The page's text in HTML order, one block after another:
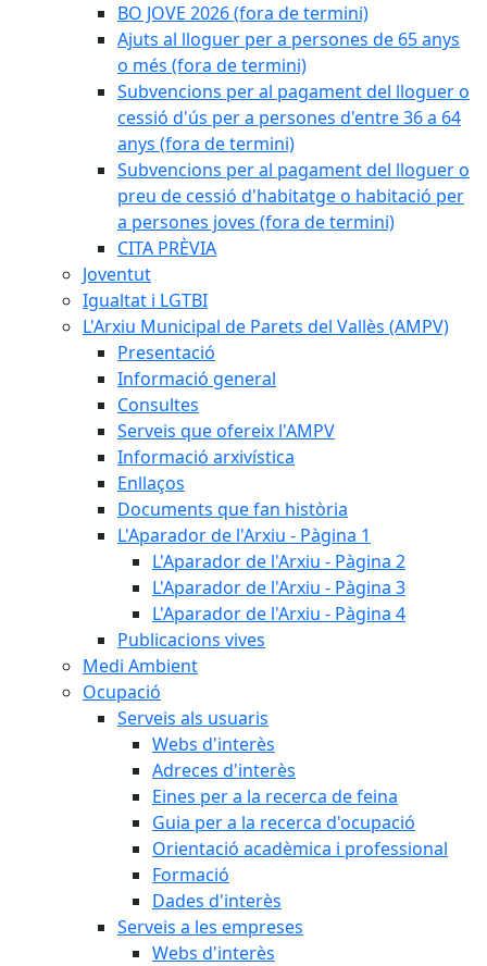
BO JOVE 2026 (fora de termini)
Ajuts al lloguer per a persones de 65 anys
o més (fora de termini)
Subvencions per al pagament del lloguer o
cessió d'ús per a persones d'entre 36 a 64
anys (fora de termini)
Subvencions per al pagament del lloguer o
preu de cessió d'habitatge o habitació per
a persones joves (fora de termini)
CITA PRÈVIA
Joventut
Igualtat i LGTBI
L'Arxiu Municipal de Parets del Vallès (AMPV)
Presentació
Informació general
Consultes
Serveis que ofereix l'AMPV
Informació arxivística
Enllaços
Documents que fan història
L'Aparador de l'Arxiu - Pàgina 1
L'Aparador de l'Arxiu - Pàgina 2
L'Aparador de l'Arxiu - Pàgina 3
L'Aparador de l'Arxiu - Pàgina 4
Publicacions vives
Medi Ambient
Ocupació
Serveis als usuaris
Webs d'interès
Adreces d'interès
Eines per a la recerca de feina
Guia per a la recerca d'ocupació
Orientació acadèmica i professional
Formació
Dades d'interès
Serveis a les empreses
Webs d'interès